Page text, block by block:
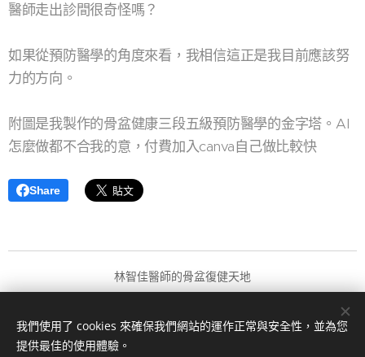
醫師走出診間很奇怪嗎？
如果從預防醫學的角度來看，我相信這正是我目前應該努
力的方向。
附圖是我製作的骨盆健康三段五級預防醫學的金字塔。AI
怎麼做都不合我的意，付費加入canva自己做比較快🙂
Share
林智佳醫師的骨盆復健天地
由Webnode提供技術支援 Cookies
我們使用了 cookies 來確保我們網站的運作正常與安全性，並為您
提供最佳的使用體驗。